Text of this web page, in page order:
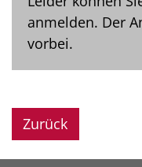
anmelden. Der
vorbei.
Zurück